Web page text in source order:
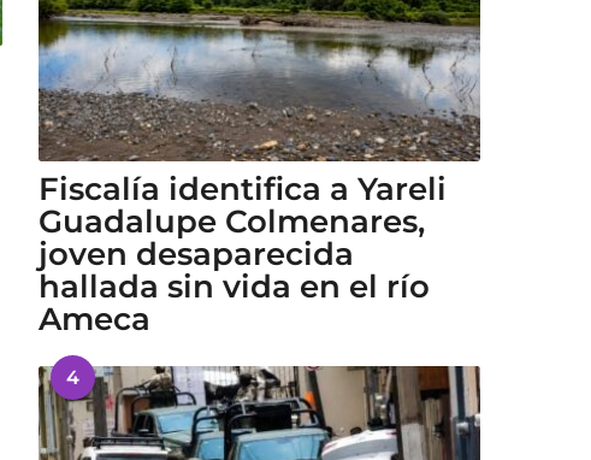
Fiscalía identifica a Yareli
Guadalupe Colmenares,
joven desaparecida
hallada sin vida en el río
Ameca
4